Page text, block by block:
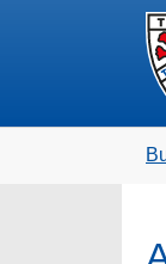
Skip to main
Zum Hauptinhalt
Skip to page footer